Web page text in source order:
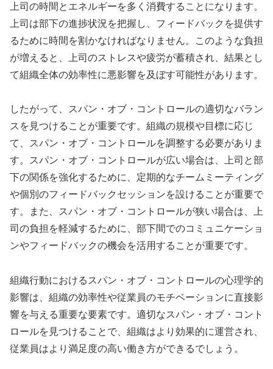
上司の時間とエネルギーを多く消費することになります。
上司は部下の進捗状況を把握し、フィードバックを提供す
るために時間を割かなければなりません。このような負担
が増えると、上司のストレスや疲労が蓄積され、結果とし
て組織全体の効率性に悪影響を及ぼす可能性があります。
したがって、スパン・オブ・コントロールの適切なバラン
スを見つけることが重要です。組織の規模や目標に応じ
て、スパン・オブ・コントロールを調整する必要がありま
す。スパン・オブ・コントロールが広い場合は、上司と部
下の関係を強化するために、定期的なチームミーティング
や個別のフィードバックセッションを設けることが重要で
す。また、スパン・オブ・コントロールが狭い場合は、上
司の負担を軽減するために、部下間でのコミュニケーショ
ンやフィードバックの機会を活用することが重要です。
組織行動におけるスパン・オブ・コントロールの心理学的
影響は、組織の効率性や従業員のモチベーションに直接影
響を与える重要な要素です。適切なスパン・オブ・コント
ロールを見つけることで、組織はより効果的に運営され、
従業員はより満足度の高い働き方ができるでしょう。